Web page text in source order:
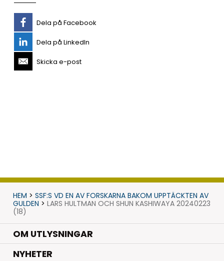
Dela på Facebook
Dela på LinkedIn
Skicka e-post
HEM > SSF:S VD EN AV FORSKARNA BAKOM UPPTÄCKTEN AV
GULDEN > LARS HULTMAN OCH SHUN KASHIWAYA 20240223
(18)
OM UTLYSNINGAR
NYHETER.